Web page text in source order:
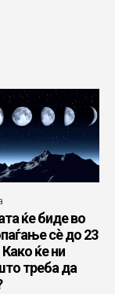
ќе биде во
сè до 23
ќе ни
треба да